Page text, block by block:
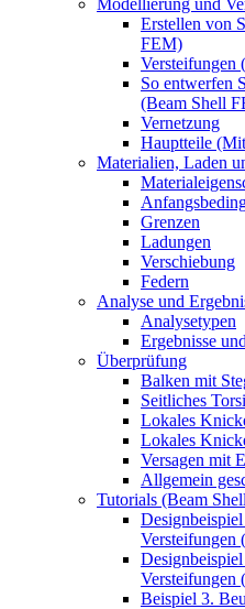
Modellierung und
Erstellen von
FEM)
Versteifungen
So entwerfen
(Beam Shell
Vernetzung
Hauptteile
Materialien, Laden
Grenzen
Ladungen
Verschiebung
Federn
Analyse und
Analysetypen
Ergebnisse
Überprüfung
Balken mit
Seitliches
Lokales
Lokales
Versagen mit
Allgemein
Tutorials (Beam
Versteifungen
Versteifungen
Beispiel 3.